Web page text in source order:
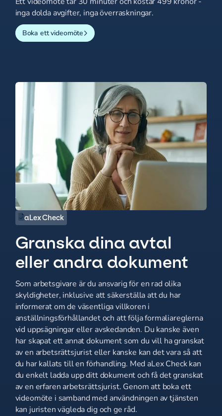
inga dolda avgifter, inga överraskningar.
Boka ett videomöte
aLex Check
Granska dina avtal
eller andra dokument
Som arbetsgivare är du ansvarig för en rad olika
skyldigheter, inklusive att säkerställa att du har
informerat om de väsentliga villkoren i
anställningsförhållandet och att följa formaliareglerna
vid uppsägningar eller avskedanden. Du kanske även
har skapat ett annat dokument som du vill ha granskat
av en arbetsrättsjurist eller kanske kan det vara så att
du har kallats till en förhandling. Med aLex Check kan
du enkelt ladda upp ditt dokument och få det granskat
av en erfaren arbetsrättsjurist. Genom att boka ett
videomöte i samband med användningen av tjänsten
kan juristen vägleda dig och ge råd.